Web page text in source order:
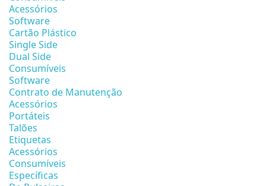
Acessórios
Software
Cartão Plástico
Single Side
Dual Side
Consumíveis
Software
Contrato de Manutenção
Acessórios
Portáteis
Talões
Etiquetas
Acessórios
Consumíveis
Específicas